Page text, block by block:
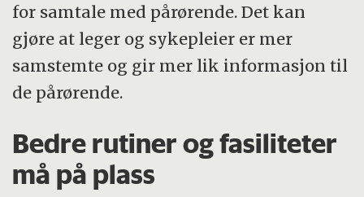
for samtale med pårørende. Det kan
gjøre at leger og sykepleier er mer
samstemte og gir mer lik informasjon til
de pårørende.
Bedre rutiner og fasiliteter
må på plass